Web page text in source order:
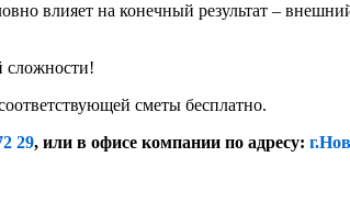
влияет на конечный результат –
сложности!
сметы бесплатно.
29, или в офисе компании по адресу: